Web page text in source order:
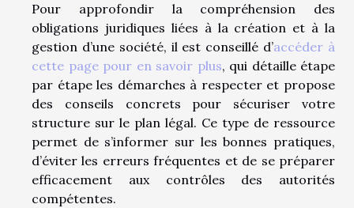
Pour approfondir la compréhension des
obligations juridiques liées à la création et à la
gestion d’une société, il est conseillé d’accéder à
cette page pour en savoir plus, qui détaille étape
par étape les démarches à respecter et propose
des conseils concrets pour sécuriser votre
structure sur le plan légal. Ce type de ressource
permet de s’informer sur les bonnes pratiques,
d’éviter les erreurs fréquentes et de se préparer
efficacement aux contrôles des autorités
compétentes.